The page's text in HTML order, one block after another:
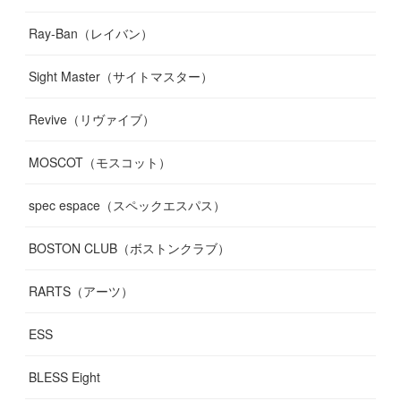
Ray-Ban（レイバン）
Sight Master（サイトマスター）
Revive（リヴァイブ）
MOSCOT（モスコット）
spec espace（スペックエスパス）
BOSTON CLUB（ボストンクラブ）
RARTS（アーツ）
ESS
BLESS Eight